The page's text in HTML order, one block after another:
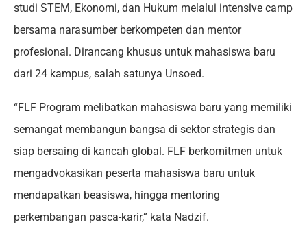
studi STEM, Ekonomi, dan Hukum melalui intensive camp
bersama narasumber berkompeten dan mentor
profesional. Dirancang khusus untuk mahasiswa baru
dari 24 kampus, salah satunya Unsoed.
“FLF Program melibatkan mahasiswa baru yang memiliki
semangat membangun bangsa di sektor strategis dan
siap bersaing di kancah global. FLF berkomitmen untuk
mengadvokasikan peserta mahasiswa baru untuk
mendapatkan beasiswa, hingga mentoring
perkembangan pasca-karir,” kata Nadzif.